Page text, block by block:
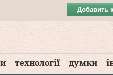
Добавить
технології думки